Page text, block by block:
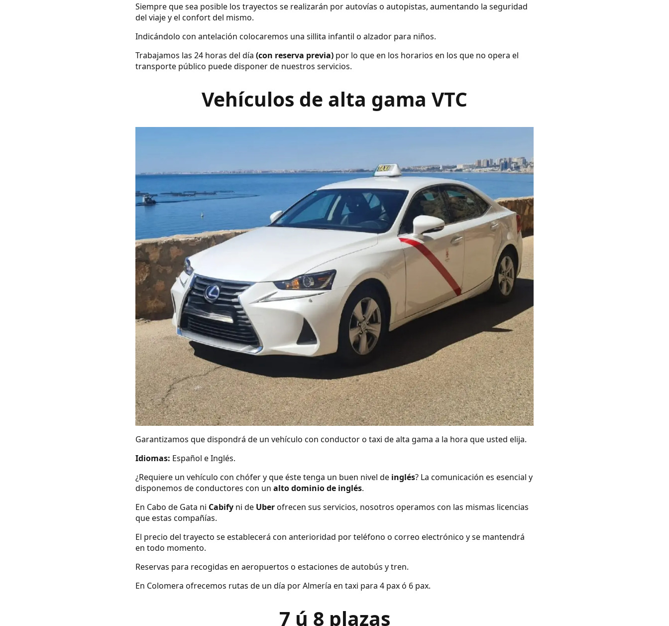
Siempre que sea posible los trayectos se realizarán por autovías o autopistas, aumentando la seguridad
del viaje y el confort del mismo.
Indicándolo con antelación colocaremos una sillita infantil o alzador para niños.
Trabajamos las 24 horas del día (con reserva previa) por lo que en los horarios en los que no opera el
transporte público puede disponer de nuestros servicios.
Vehículos de alta gama VTC
Garantizamos que dispondrá de un vehículo con conductor o taxi de alta gama a la hora que usted elija.
Idiomas: Español e Inglés.
¿Requiere un vehículo con chófer y que éste tenga un buen nivel de inglés? La comunicación es esencial y
disponemos de conductores con un alto dominio de inglés.
En Cabo de Gata ni Cabify ni de Uberofrecen sus servicios, nosotros operamos con las mismas licencias
que estas compañías.
El precio del trayecto se establecerá con anterioridad por teléfono o correo electrónico y se mantendrá
en todo momento.
Reservas para recogidas en aeropuertos o estaciones de autobús y tren.
En Colomera ofrecemos rutas de un día por Almería en taxi para 4 pax ó 6 pax.
7 ú 8 plazas